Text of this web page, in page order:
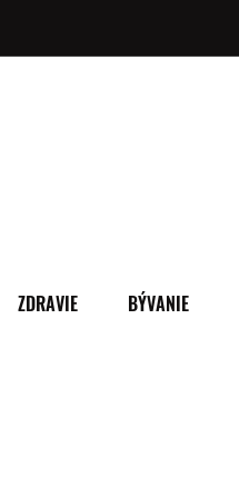
ZDRAVIE BÝVANIE